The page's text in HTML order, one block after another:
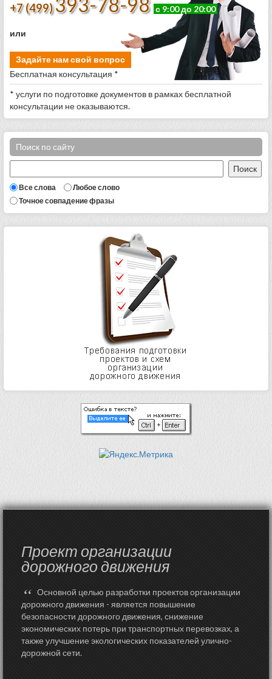
+7 (499) с 9:00 до 20:00
или
Задайте нам свой вопрос
Бесплатная консультация *
* услуги по подготовке документов в рамках бесплатной
консультации не оказываются.
Поиск по сайту
Все слова
Любое слово
Точное совпадение фразы
Проект организации
дорожного движения
“ Основной целью разработки проектов организации
дорожного движения - является повышение
безопасности дорожного движения, снижение
экономических потерь при транспортных перевозках, а
также улучшение экологических показателей улично-
дорожной сети.